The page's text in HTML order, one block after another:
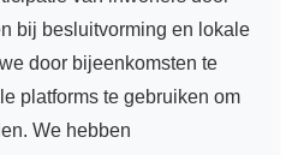
bij besluitvorming en lokale
door bijeenkomsten te
platforms te gebruiken om
We hebben